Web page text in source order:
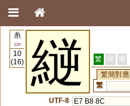
糸
120
10
(16)
縌 繁 簡 港
繁簡對應
繁
UTF-8
E7 B8 8C